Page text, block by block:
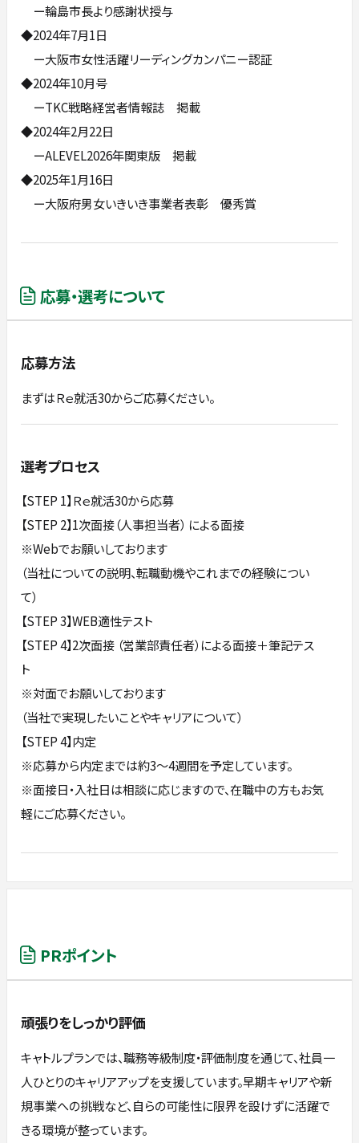
ー輪島市長より感謝状授与
◆2024年7月1日
ー大阪市女性活躍リーディングカンパニー認証
◆2024年10月号
ーTKC戦略経営者情報誌 掲載
◆2024年2月22日
ーALEVEL2026年関東版 掲載
◆2025年1月16日
ー大阪府男女いきいき事業者表彰 優秀賞
応募・選考について
応募方法
まずはＲｅ就活30からご応募ください。
選考プロセス
【STEP 1】Ｒｅ就活30から応募
【STEP 2】1次⾯接（⼈事担当者） による⾯接
※Webでお願いしております
（当社についての説明、転職動機やこれまでの経験につい
て）
【STEP 3】WEB適性テスト
【STEP 4】2次⾯接 （営業部責任者）による⾯接＋筆記テス
ト
※対⾯でお願いしております
（当社で実現したいことやキャリアについて）
【STEP 4】内定
※応募から内定までは約3〜4週間を予定しています。
※⾯接⽇‧⼊社⽇は相談に応じますので、在職中の⽅もお気
軽にご応募ください。
PRポイント
頑張りをしっかり評価
キャトルプランでは、職務等級制度・評価制度を通じて、社員一
人ひとりのキャリアアップを支援しています。早期キャリアや新
規事業への挑戦など、自らの可能性に限界を設けずに活躍で
きる環境が整っています。